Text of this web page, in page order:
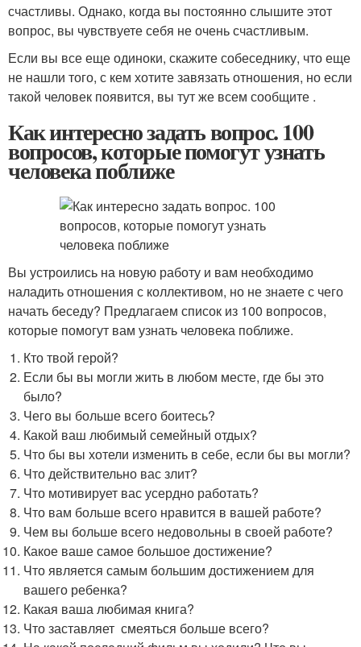
счастливы. Однако, когда вы постоянно слышите этот
вопрос, вы чувствуете себя не очень счастливым.
Если вы все еще одиноки, скажите собеседнику, что еще
не нашли того, с кем хотите завязать отношения, но если
такой человек появится, вы тут же всем сообщите .
Как интересно задать вопрос. 100
вопросов, которые помогут узнать
человека поближе
Вы устроились на новую работу и вам необходимо
наладить отношения с коллективом, но не знаете с чего
начать беседу? Предлагаем список из 100 вопросов,
которые помогут вам узнать человека поближе.
Кто твой герой?
Если бы вы могли жить в любом месте, где бы это
было?
Чего вы больше всего боитесь?
Какой ваш любимый семейный отдых?
Что бы вы хотели изменить в себе, если бы вы могли?
Что действительно вас злит?
Что мотивирует вас усердно работать?
Что вам больше всего нравится в вашей работе?
Чем вы больше всего недовольны в своей работе?
Какое ваше самое большое достижение?
Что является самым большим достижением для
вашего ребенка?
Какая ваша любимая книга?
Что заставляет смеяться больше всего?